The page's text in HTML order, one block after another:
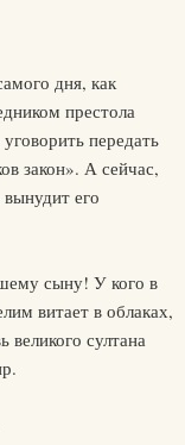
дня, как
престола
передать
закон». А сейчас,
его
сыну! У кого в
витает в облаках,
султана